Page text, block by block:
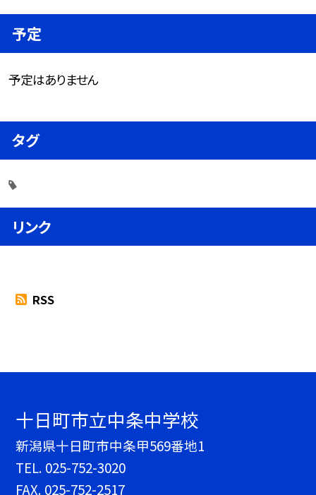
予定
予定はありません
タグ
リンク
RSS
十日町市立中条中学校
新潟県十日町市中条甲569番地1
TEL. 025-752-3020
FAX. 025-752-2517